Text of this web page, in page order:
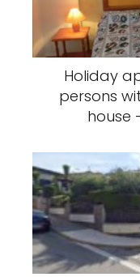
Holiday
persons
house